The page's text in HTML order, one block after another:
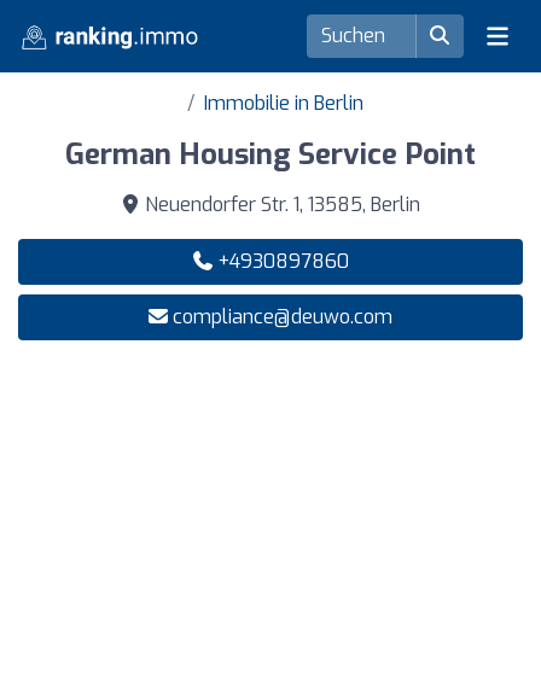
Immobilie in Berlin
German Housing Service Point
Neuendorfer Str. 1, 13585, Berlin
+4930897860
compliance@deuwo.com